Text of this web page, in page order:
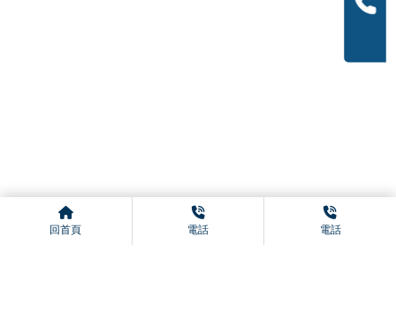
上一篇 回列表 下一篇
回首頁 電話 電話